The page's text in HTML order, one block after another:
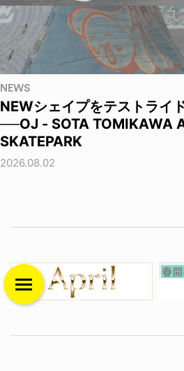
NEWS
NEWシェイプをテストライ
──OJ - SOTA TOMIKAWA
SKATEPARK
2026.08.02